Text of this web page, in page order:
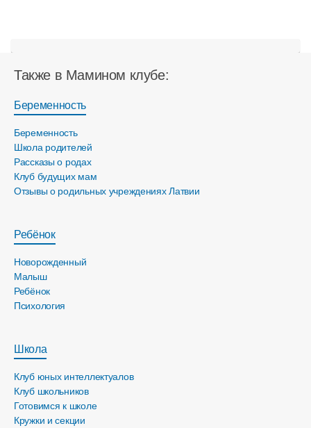
Также в Мамином клубе:
Беременность
Беременность
Школа родителей
Рассказы о родах
Клуб будущих мам
Отзывы о родильных учреждениях Латвии
Ребёнок
Новорожденный
Малыш
Ребёнок
Психология
Школа
Клуб юных интеллектуалов
Клуб школьников
Готовимся к школе
Кружки и секции